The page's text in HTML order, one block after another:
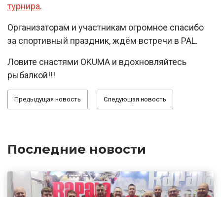
турнира.
Организаторам и участникам огромное спасибо
за спортивный праздник, ждём встречи в PAL.
Ловите снастями OKUMA и вдохновляйтесь
рыбалкой!!!
Предыдущая новость Следующая новость
Последние новости